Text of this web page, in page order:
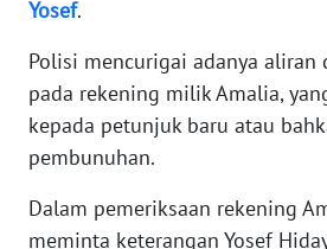
Yosef.
Polisi mencurigai adanya aliran
pada rekening milik Amalia,
kepada petunjuk baru atau
pembunuhan.
Dalam pemeriksaan rekening
meminta keterangan Yosef
WN
WN
JAKARTA
JABAR